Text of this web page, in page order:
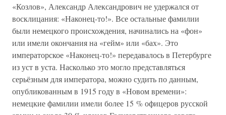
«Козлов», Александр Александрович не удержался от
восклицания: «Наконец-то!». Все остальные фамилии
были немецкого происхождения, начинались на «фон»
или имели окончания на «гейм» или «бах». Это
императорское «Наконец-то!» передавалось в Петербурге
из уст в уста. Насколько это могло представляться
серьёзным для императора, можно судить по данным,
опубликованным в 1915 году в «Новом времени»:
немецкие фамилии имели более 15 % офицеров русской